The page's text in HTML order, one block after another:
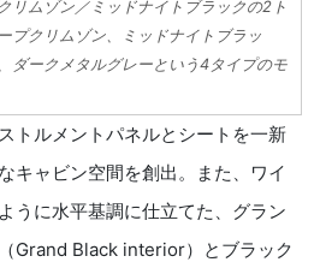
リムゾン／ミッドナイトブラックの2ト
プクリムゾン、ミッドナイトブラッ
ダークメタルグレーという4タイプのモ
トルメントパネルとシートを一新
キャビン空間を創出。また、ワイ
うに水平基調に仕立てた、グラン
Grand Black interior）とブラック